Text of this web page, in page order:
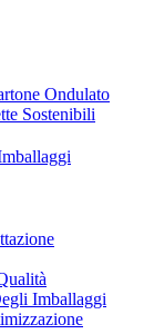
Ondulato
Sostenibili
Imballaggi